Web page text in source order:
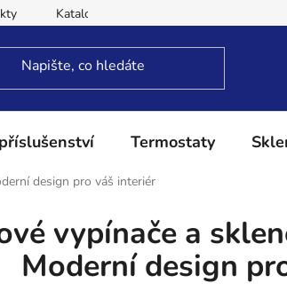
Katalog
Termostaty
design pro váš interiér
vypínače a
Moderní design